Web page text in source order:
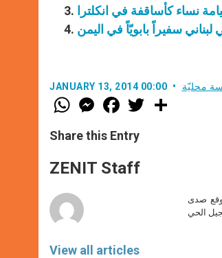
نساء كأساقفة في انكلترا
سفيراً بابويّاً في اليمن
JANUARY 13, 2014 00:00 محليّة
W
h
t
s
p
p
M
e
s
e
g
e
F
a
e
b
o
k
w
Share this Entry
ZENIT Staff
View all articles
صدى